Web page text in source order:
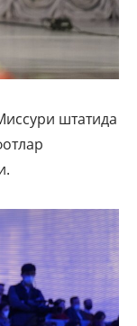
штатида